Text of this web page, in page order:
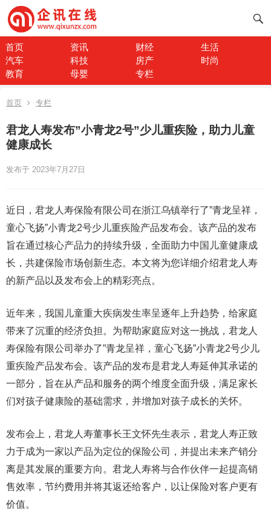
首页 资讯 财经
生活
汽车
科技 房产
时尚
教育
母婴 专栏
首页 专栏
君龙人寿发布”小青龙2号”少儿重疾险，助力儿童
健康成长
发布于 2023年7月27日
近日，君龙人寿保险有限公司在浙江乌镇举行了”青龙呈祥，
童心飞扬”小青龙2号少儿重疾险产品发布会。该产品的发布
旨在通过核心产品力的持续升级，全面助力中国儿童健康成
长，共建保险市场创新生态。本文将为您详细介绍君龙人寿
的新产品以及发布会上的精彩亮点。
近年来，我国儿童重大疾病发生率呈逐年上升趋势，给家庭
带来了沉重的经济负担。为帮助家庭应对这一挑战，君龙人
寿保险有限公司举办了”青龙呈祥，童心飞扬”小青龙2号少儿
重疾险产品发布会。该产品的发布是君龙人寿延伸其承诺的
一部分，旨在从产品和服务的两个维度全面升级，满足家长
们对孩子健康险的基础需求，并增加对孩子成长的关怀。
发布会上，君龙人寿董事长王文怀先生表示，君龙人寿正致
力于成为一家以产品为定位的保险公司，并提出未来产销分
离是其发展的重要方向。君龙人寿将与合作伙伴一起提高销
售效率，节约费用并将其返还给客户，以让保险对客户更有
价值。